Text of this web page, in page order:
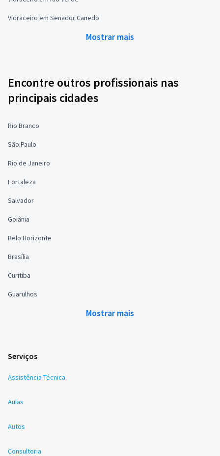
Vidraceiro em Senador Canedo
Mostrar mais
Encontre outros profissionais nas
principais cidades
Rio Branco
São Paulo
Rio de Janeiro
Fortaleza
Salvador
Goiânia
Belo Horizonte
Brasília
Curitiba
Guarulhos
Mostrar mais
Serviços
Assistência Técnica
Aulas
Autos
Consultoria